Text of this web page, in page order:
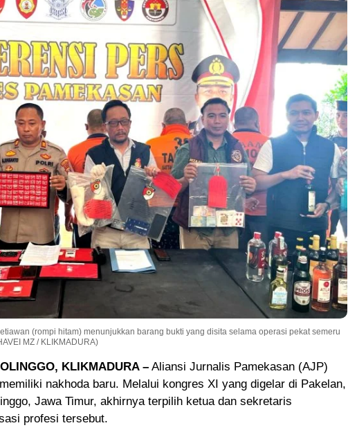
(rompi hitam) menunjukkan barang bukti yang disita selama operasi pekat semeru
MZ / KLIKMADURA)
KLIKMADURA – Aliansi Jurnalis Pamekasan (AJP)
nakhoda baru. Melalui kongres XI yang digelar di Pakelan,
Jawa Timur, akhirnya terpilih ketua dan sekretaris
profesi tersebut.